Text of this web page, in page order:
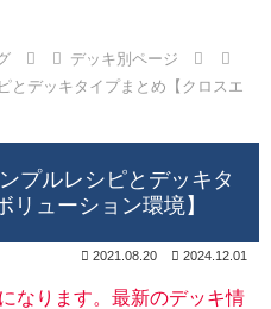
デッキ別ページ
とデッキタイプまとめ【クロスエ
プルレシピとデッキタ
リューション環境】
2021.08.20 2024.12.01
なります。最新のデッキ情